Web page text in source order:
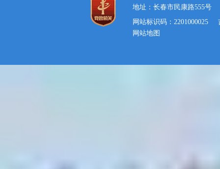
地址：长春市民康路555号
网站标识码：2201000025
网站地图